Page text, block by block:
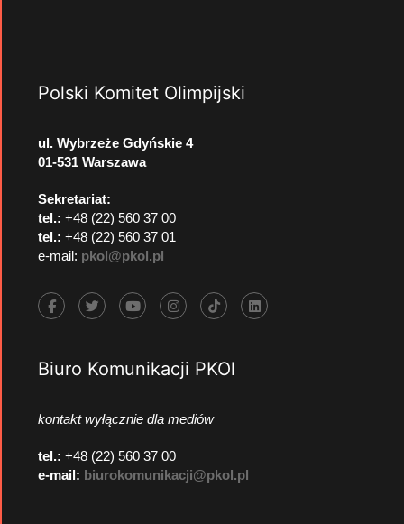
Polski Komitet Olimpijski
ul. Wybrzeże Gdyńskie 4
01-531 Warszawa
Sekretariat:
tel.: +48 (22) 560 37 00
tel.: +48 (22) 560 37 01
e-mail: pkol@pkol.pl
Biuro Komunikacji PKOl
kontakt wyłącznie dla mediów
tel.: +48 (22) 560 37 00
e-mail: biurokomunikacji@pkol.pl